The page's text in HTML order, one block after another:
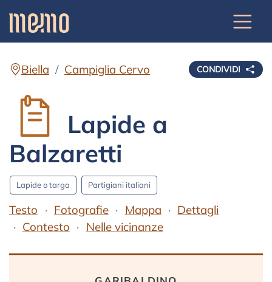
CONDIVIDI
Biella Campiglia Cervo
Lapide a
Balzaretti
Lapide o targa Partigiani italiani
Testo Fotografie Mappa
Dettagli
Contesto
Nelle vicinanze